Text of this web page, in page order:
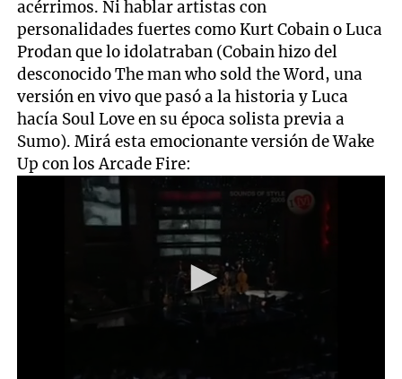
acérrimos. Ni hablar artistas con
personalidades fuertes como Kurt Cobain o Luca
Prodan que lo idolatraban (Cobain hizo del
desconocido The man who sold the Word, una
versión en vivo que pasó a la historia y Luca
hacía Soul Love en su época solista previa a
Sumo). Mirá esta emocionante versión de Wake
Up con los Arcade Fire: